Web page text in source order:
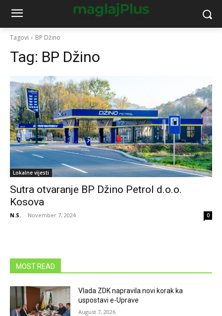
Tagovi BP Džino
Tag: BP Džino
Lokalne vijesti
Sutra otvaranje BP Džino Petrol d.o.o.
Kosova
N.S. - November 7, 2024 0
MOST READ
Vlada ZDK napravila novi korak ka
uspostavi e-Uprave
August 7, 2026